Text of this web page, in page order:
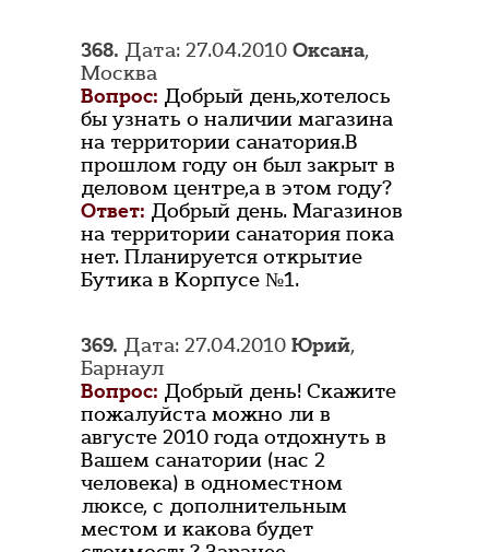
368. Дата: 27.04.2010 Оксана,
Москва
Вопрос: Добрый день,хотелось
бы узнать о наличии магазина
на территории санатория.В
прошлом году он был закрыт в
деловом центре,а в этом году?
Ответ: Добрый день. Магазинов
на территории санатория пока
нет. Планируется открытие
Бутика в Корпусе №1.
369. Дата: 27.04.2010 Юрий,
Барнаул
Вопрос: Добрый день! Скажите
пожалуйста можно ли в
августе 2010 года отдохнуть в
Вашем санатории (нас 2
человека) в одноместном
люксе, с дополнительным
местом и какова будет